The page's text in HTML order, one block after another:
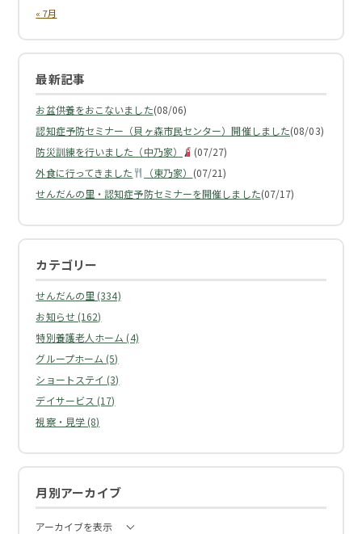
« 7月
最新記事
お盆供養をおこないました(08/06)
認知症予防セミナー（貝ヶ森市民センター）開催しました(08/03)
防災訓練を行いました（中乃家）
(07/27)
外食に行ってきました
（東乃家） (07/21)
せんだんの里・認知症予防セミナーを開催しました(07/17)
カテゴリー
せんだんの里 (334)
お知らせ (162)
特別養護老人ホーム (4)
グループホーム (5)
ショートステイ (3)
デイサービス (17)
視察・見学 (8)
月別アーカイブ
アーカイブを表示